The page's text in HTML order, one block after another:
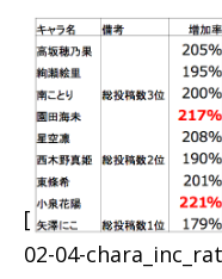
[
02-04-